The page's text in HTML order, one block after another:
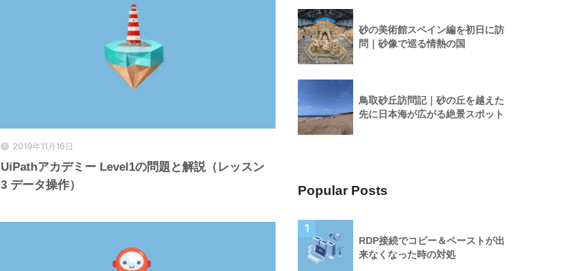
2019年11月16日
UiPathアカデミー Level1の問題と解説（レッスン
3 データ操作）
砂の美術館スペイン編を初日に訪
問｜砂像で巡る情熱の国
鳥取砂丘訪問記｜砂の丘を越えた
先に日本海が広がる絶景スポット
Popular Posts
1
RDP接続でコピー＆ペーストが出
来なくなった時の対処